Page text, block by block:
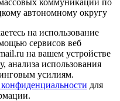
коммуникаций по
автономному округу
на использование
сервисов веб
на вашем устройстве
анализа использования
усилиям.
для